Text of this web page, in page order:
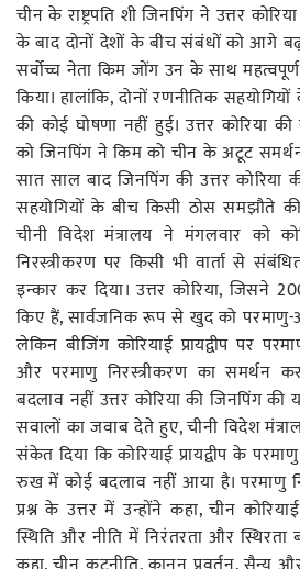
चीन के राष्ट्रपति शी जिनपिंग ने उत्तर
के बाद दोनों देशों के बीच संबंधों को आगे
सर्वोच्च नेता किम जोंग उन के साथ
किया। हालांकि, दोनों रणनीतिक
की कोई घोषणा नहीं हुई। उत्तर कोरिया
को जिनपिंग ने किम को चीन के अटूट
सात साल बाद जिनपिंग की उत्तर कोरिया
सहयोगियों के बीच किसी ठोस समझौते
चीनी विदेश मंत्रालय ने मंगलवार को
निरस्त्रीकरण पर किसी भी वार्ता से
इन्कार कर दिया। उत्तर कोरिया, जिसने
किए हैं, सार्वजनिक रूप से खुद को
लेकिन बीजिंग कोरियाई प्रायद्वीप पर
और परमाणु निरस्त्रीकरण का समर्थन
बदलाव नहीं उत्तर कोरिया की जिनपिंग की
सवालों का जवाब देते हुए, चीनी विदेश
संकेत दिया कि कोरियाई प्रायद्वीप के
रुख में कोई बदलाव नहीं आया है। परमाणु
प्रश्न के उत्तर में उन्होंने कहा, चीन
स्थिति और नीति में निरंतरता और स्थिरता